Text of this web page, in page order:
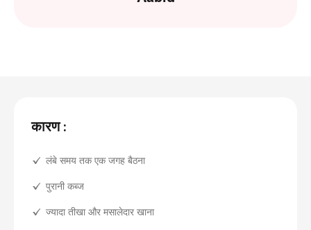
कारण :
लंबे समय तक एक जगह बैठना
पुरानी कब्ज
ज्यादा तीखा और मसालेदार खाना